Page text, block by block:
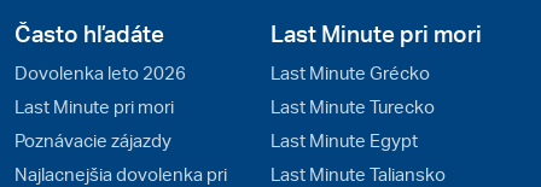
Často hľadáte
Dovolenka leto 2026
Last Minute pri mori
Poznávacie zájazdy
Najlacnejšia dovolenka pri
Last Minute pri mori
Last Minute Grécko
Last Minute Turecko
Last Minute Egypt
Last Minute Taliansko